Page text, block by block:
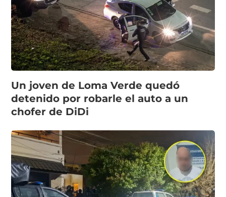
Un joven de Loma Verde quedó
detenido por robarle el auto a un
chofer de DiDi